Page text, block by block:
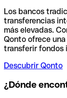
Los bancos
transferencias
más elevadas.
Qonto ofrece
transferir fondos
Descubrir Qonto
¿Dónde